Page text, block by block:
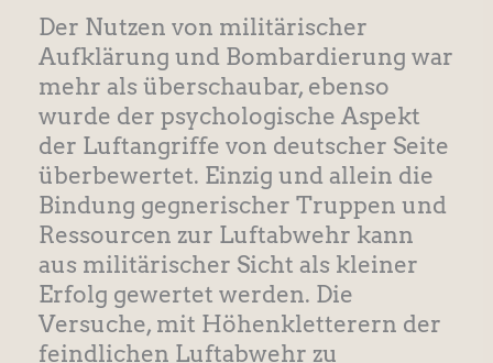
Der Nutzen von militärischer
Aufklärung und Bombardierung war
mehr als überschaubar, ebenso
wurde der psychologische Aspekt
der Luftangriffe von deutscher Seite
überbewertet. Einzig und allein die
Bindung gegnerischer Truppen und
Ressourcen zur Luftabwehr kann
aus militärischer Sicht als kleiner
Erfolg gewertet werden. Die
Versuche, mit Höhenkletterern der
feindlichen Luftabwehr zu